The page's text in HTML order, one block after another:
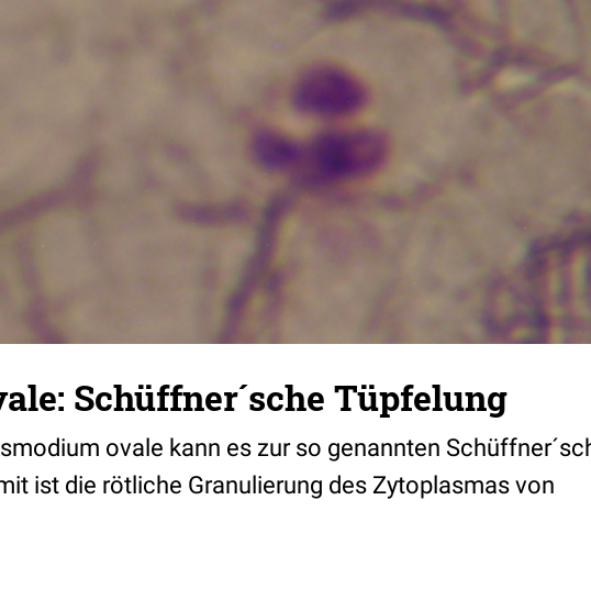
Schüffner´sche Tüpfelung
ovale kann es zur so genannten
ist die rötliche Granulierung des Zytoplasmas von